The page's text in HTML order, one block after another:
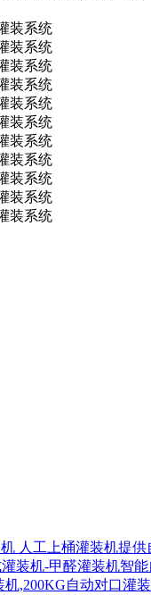
人工上桶灌装机提
装机-甲醛灌装机智
机,200KG自动对口灌